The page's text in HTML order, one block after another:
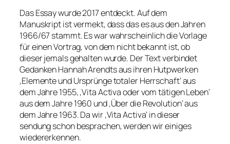
Das Essay wurde 2017 entdeckt. Auf dem
Manuskript ist vermekt, dass das es aus den Jahren
1966/67 stammt. Es war wahrscheinlich die Vorlage
für einen Vortrag, von dem nicht bekannt ist, ob
dieser jemals gehalten wurde. Der Text verbindet
Gedanken Hannah Arendts aus ihren Hutpwerken
‚Elemente und Ursprünge totaler Herrschaft‘ aus
dem Jahre 1955, ‚Vita Activa oder vom tätigen Leben‘
aus dem Jahre 1960 und ‚Über die Revolution‘ aus
dem Jahre 1963. Da wir ‚Vita Activa‘ in dieser
sendung schon besprachen, werden wir einiges
wiedererkennen.